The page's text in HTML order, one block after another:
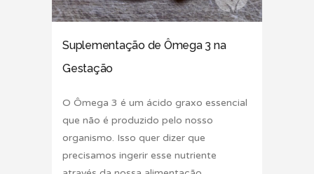
Suplementação de Ômega 3 na
Gestação
O Ômega 3 é um ácido graxo essencial
que não é produzido pelo nosso
organismo. Isso quer dizer que
precisamos ingerir esse nutriente